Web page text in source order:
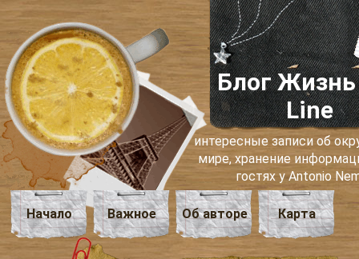
Блог Жизнь
Line
интересные записи об
мире, хранение
гостях у Antonio
Начало Важное Об авторе Карта